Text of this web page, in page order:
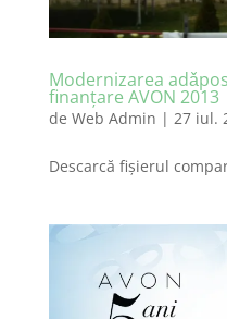
Modernizarea
finanţare AVON 2013
de Web Admin | 27 iul.
Descarcă fişierul